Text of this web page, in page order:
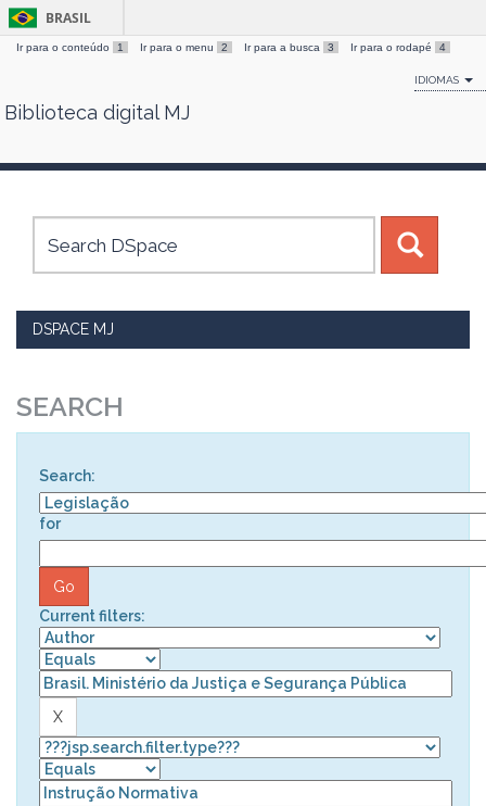
Skip
BRASIL
Ir para o conteúdo 1 Ir para o menu 2 Ir para a busca 3 Ir para o rodapé 4
IDIOMAS
Biblioteca digital MJ
DSPACE MJ
SEARCH
Search:
for
Current filters: